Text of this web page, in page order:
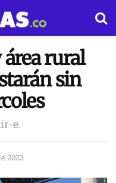
rural
sin
e.
2023